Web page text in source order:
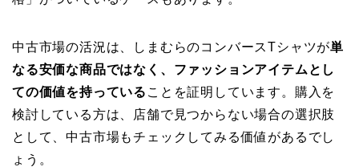
中古市場の活況は、しまむらのコンバースTシャツが単
なる安価な商品ではなく、ファッションアイテムとし
ての価値を持っている ことを証明しています。購入を
検討している方は、店舗で見つからない場合の選択肢
として、中古市場もチェックしてみる価値があるでし
ょう。